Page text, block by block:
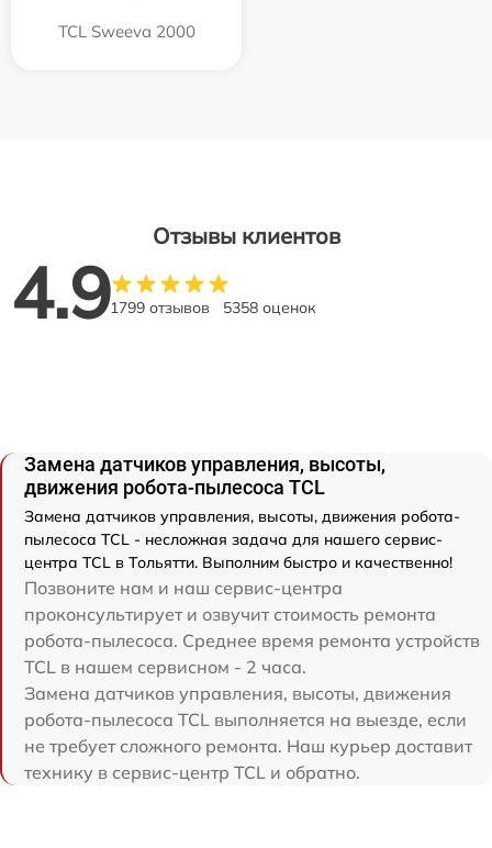
TCL Sweeva 2000
Отзывы клиентов
4.91799 отзывов 5358 оценок
Замена датчиков управления, высоты,
движения робота-пылесоса TCL
Замена датчиков управления, высоты, движения робота-
пылесоса TCL - несложная задача для нашего сервис-
центра TCL в Тольятти. Выполним быстро и качественно!
Позвоните нам и наш сервис-центра
проконсультирует и озвучит стоимость ремонта
робота-пылесоса. Среднее время ремонта устройств
TCL в нашем сервисном - 2 часа.
Замена датчиков управления, высоты, движения
робота-пылесоса TCL выполняется на выезде, если
не требует сложного ремонта. Наш курьер доставит
технику в сервис-центр TCL и обратно.